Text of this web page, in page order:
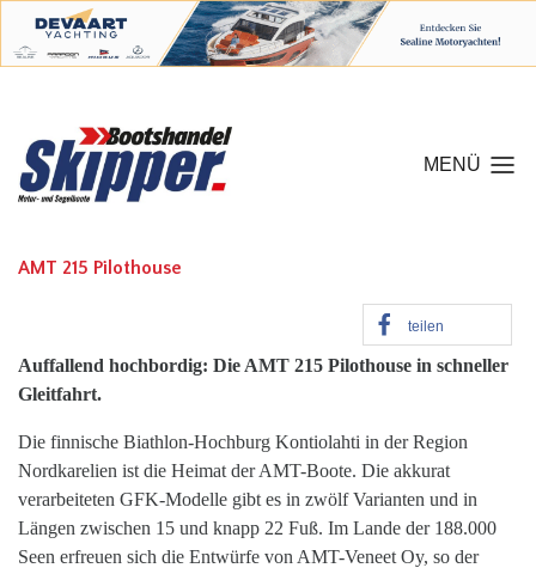
MENÜ
AMT 215 Pilothouse
teilen
Auffallend hochbordig: Die AMT 215 Pilothouse in schneller
Gleitfahrt.
Die finnische Biathlon-Hochburg Kontiolahti in der Region
Nordkarelien ist die Heimat der AMT-Boote. Die akkurat
verarbeiteten GFK-Modelle gibt es in zwölf Varianten und in
Längen zwischen 15 und knapp 22 Fuß. Im Lande der 188.000
Seen erfreuen sich die Entwürfe von AMT-Veneet Oy, so der